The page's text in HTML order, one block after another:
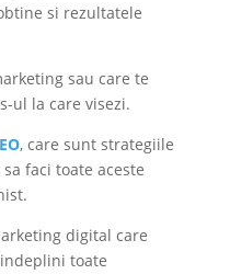
si rezultatele
sau care te
ul la care visezi.
, care sunt strategiile
faci toate aceste
digital care
toate